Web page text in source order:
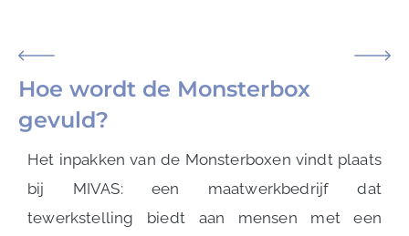
Hoe wordt de Monsterbox
gevuld?
Het inpakken van de Monsterboxen vindt plaats
bij MIVAS: een maatwerkbedrijf dat
tewerkstelling biedt aan mensen met een